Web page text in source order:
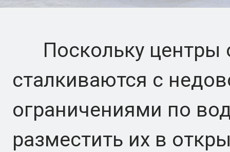
Поскольку центры
сталкиваются с
ограничениями по
разместить их в